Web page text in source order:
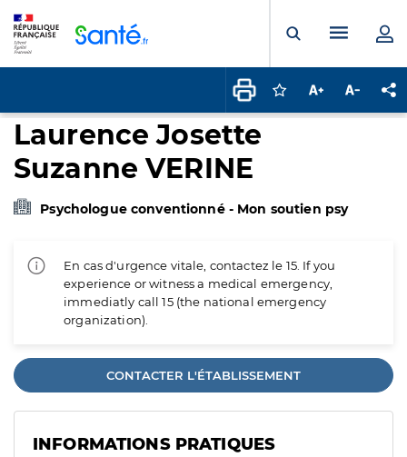
Ouvrir laMenu
Connectez-vous
Augmenter la
Laurence Josette
Suzanne VERINE
Psychologue conventionné - Mon soutien psy
En cas d'urgence vitale, contactez le 15. If you
experience or witness a medical emergency,
immediatly call 15 (the national emergency
organization).
CONTACTER L'ÉTABLISSEMENT
INFORMATIONS PRATIQUES